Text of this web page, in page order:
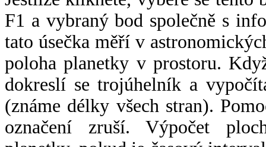
F1 a vybraný bod společně s
tato úsečka měří v
poloha planetky v prostoru.
dokreslí se trojúhelník a
(známe délky všech stran).
označení zruší. Výpočet